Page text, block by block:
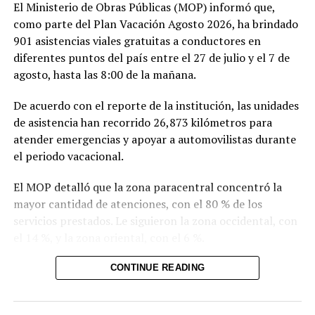
El Ministerio de Obras Públicas (MOP) informó que,
como parte del Plan Vacación Agosto 2026, ha brindado
901 asistencias viales gratuitas a conductores en
diferentes puntos del país entre el 27 de julio y el 7 de
agosto, hasta las 8:00 de la mañana.
De acuerdo con el reporte de la institución, las unidades
de asistencia han recorrido 26,873 kilómetros para
atender emergencias y apoyar a automovilistas durante
el periodo vacacional.
El MOP detalló que la zona paracentral concentró la
mayor cantidad de atenciones, con el 80 % de los
servicios prestados. Le siguieron la zona occidental, con
La institución recordó que el servicio de grúas gratuitas
conductores que requieran asistencia pueden solicitarla
CONTINUE READING